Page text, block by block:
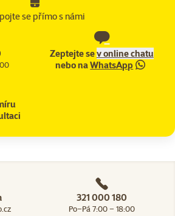
se přímo s námi
Zeptejte sev online chatu
nebo naWhatsApp
321 000 180
Po–Pá 7:00 – 18:00